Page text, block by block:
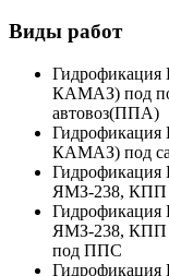
Виды работ
КАМАЗ) под
автовоз(ППА)
КАМАЗ) под
ЯМЗ-238, КПП
ЯМЗ-238, КПП
под ППС